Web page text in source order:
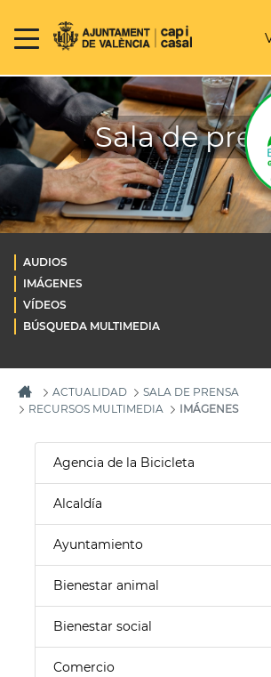
Sala de
AUDIOS
IMÁGENES
VÍDEOS
BÚSQUEDA MULTIMEDIA
ACTUALIDAD
SALA DE PRENSA
RECURSOS MULTIMEDIA
IMÁGENES
Agencia de la Bicicleta
Alcaldía
Ayuntamiento
Bienestar animal
Bienestar social
Comercio